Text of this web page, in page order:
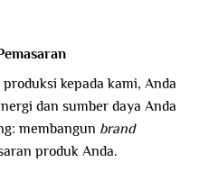
kepada kami, Anda
dan sumber daya Anda
membangun brand
produk Anda.